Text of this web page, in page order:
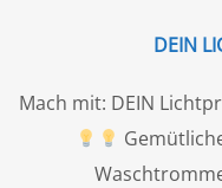
DEIN
Mach mit: DEIN